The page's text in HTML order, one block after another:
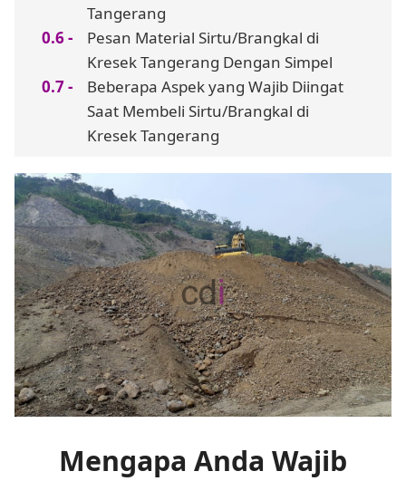
Tangerang
Pesan Material Sirtu/Brangkal di
Kresek Tangerang Dengan Simpel
Beberapa Aspek yang Wajib Diingat
Saat Membeli Sirtu/Brangkal di
Kresek Tangerang
Mengapa Anda Wajib